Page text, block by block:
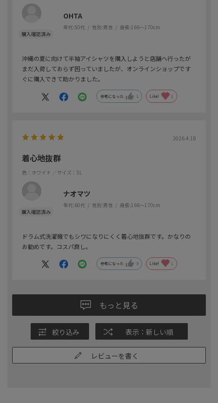
OHTA
年代:50代 性別:男性 身長:166～170cm
沖縄の夏に向けて半袖アイシャツを購入しようと店舗へ行ったが
まだ入荷しておらず困っていましたが、オンラインショップです
ぐに購入できて助かりました。
参考になった 1 Like! 1
2026.4.18
着心地抜群
色：ホワイト ／サイズ：5L
ナオマツ
年代:60代 性別:男性 身長:166～170cm
ドラム式洗濯機でもシワになりにくく着心地抜群です。かなりの
お勧めです。コスパ良し。
参考になった 0 Like! 1
もっと見る
絞り込み 表示：新しい順
レビューを書く